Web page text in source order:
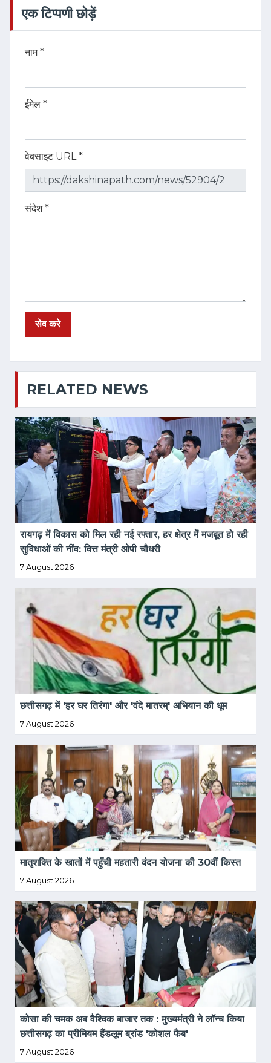
एक टिप्पणी छोड़ें
नाम *
ईमेल *
वेबसाइट URL *
संदेश *
RELATED NEWS
रायगढ़ में विकास को मिल रही नई रफ्तार, हर क्षेत्र में मजबूत हो रही
सुविधाओं की नींव: वित्त मंत्री ओपी चौधरी
7 August 2026
छत्तीसगढ़ में 'हर घर तिरंगा' और 'वंदे मातरम्' अभियान की धूम
7 August 2026
मातृशक्ति के खातों में पहुँची महतारी वंदन योजना की 30वीं किस्त
7 August 2026
कोसा की चमक अब वैश्विक बाजार तक : मुख्यमंत्री ने लॉन्च किया
छत्तीसगढ़ का प्रीमियम हैंडलूम ब्रांड 'कोशल फैब'
7 August 2026